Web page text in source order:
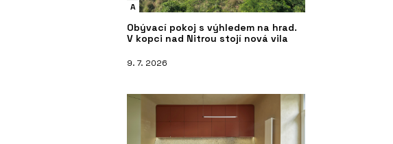
A
Obývací pokoj s výhledem na hrad.
V kopci nad Nitrou stojí nová vila
9. 7. 2026